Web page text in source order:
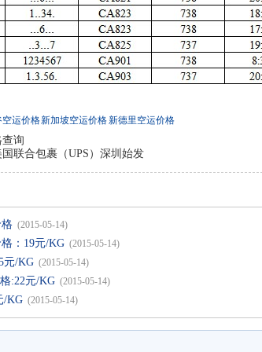
空运价格新加坡空运价格新德里空运价格
询
国联合包裹（UPS）深圳始发
(2015-05-14)
：19元/KG (2015-05-14)
元/KG (2015-05-14)
:22元/KG (2015-05-14)
/KG (2015-05-14)